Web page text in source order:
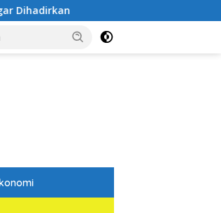
Kejati Jatim dan PGN Bangun Sinergi